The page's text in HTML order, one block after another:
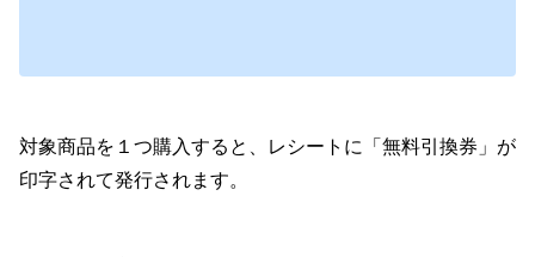
対象商品を１つ購入すると、レシートに「無料引換券」が
印字されて発行されます。